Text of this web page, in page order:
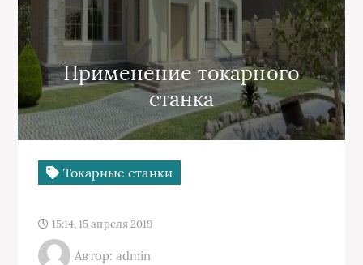
Применение токарного
станка
Токарные станки
15:14, 15 апреля 2019
Автор: admin